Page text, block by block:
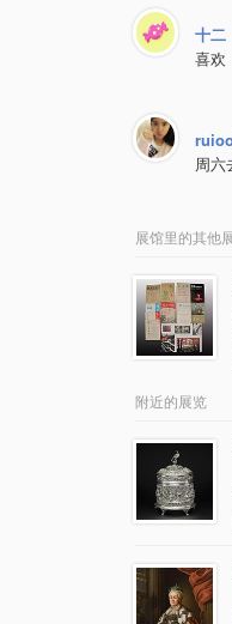
十二
喜欢
周六
展馆里的其他
附近的展览